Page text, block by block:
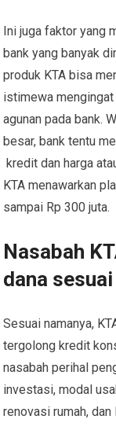
Ini juga faktor yang
bank yang banyak
produk KTA bisa
istimewa
agunan pada bank.
besar, bank tentu
kredit dan harga
KTA menawarkan
sampai Rp 300 juta.
Nasabah
dana
Sesuai namanya,
tergolong kredit
nasabah perihal
investasi, modal
renovasi rumah,